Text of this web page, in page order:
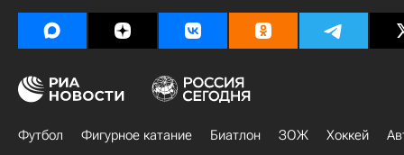
Футбол Фигурное катание Биатлон ЗОЖ Хоккей